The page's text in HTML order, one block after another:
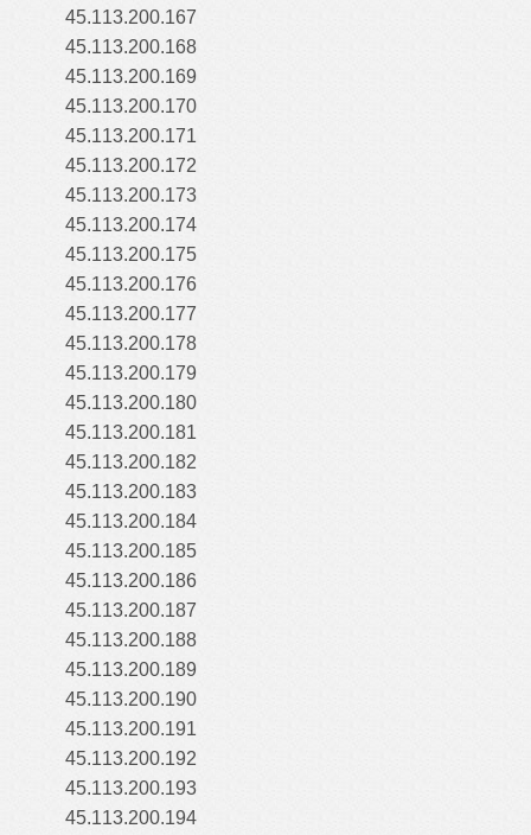
45.113.200.167
45.113.200.168
45.113.200.169
45.113.200.170
45.113.200.171
45.113.200.172
45.113.200.173
45.113.200.174
45.113.200.175
45.113.200.176
45.113.200.177
45.113.200.178
45.113.200.179
45.113.200.180
45.113.200.181
45.113.200.182
45.113.200.183
45.113.200.184
45.113.200.185
45.113.200.186
45.113.200.187
45.113.200.188
45.113.200.189
45.113.200.190
45.113.200.191
45.113.200.192
45.113.200.193
45.113.200.194